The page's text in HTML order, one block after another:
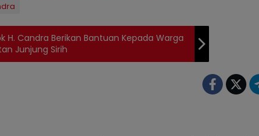
H. Candra Berikan Bantuan Kepada Warga
Junjung Sirih